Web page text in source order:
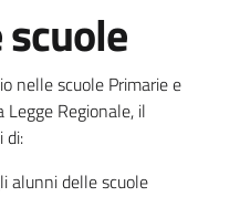
nelle scuole Primarie e
Regionale, il
di:
alunni delle scuole